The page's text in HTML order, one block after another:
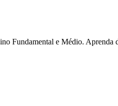
Fundamental e Médio. Aprenda